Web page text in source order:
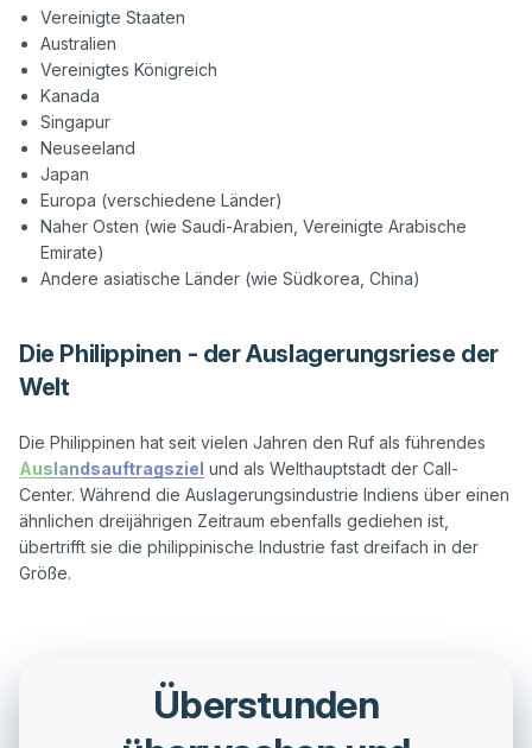
Vereinigte Staaten
Australien
Vereinigtes Königreich
Kanada
Singapur
Neuseeland
Japan
Europa (verschiedene Länder)
Naher Osten (wie Saudi-Arabien, Vereinigte Arabische
Emirate)
Andere asiatische Länder (wie Südkorea, China)
Die Philippinen - der Auslagerungsriese der
Welt
Auslandsauftragsziel und als Welthauptstadt der Call-
Center. Während die Auslagerungsindustrie Indiens über einen
ähnlichen dreijährigen Zeitraum ebenfalls gediehen ist,
übertrifft sie die philippinische Industrie fast dreifach in der
Überstunden